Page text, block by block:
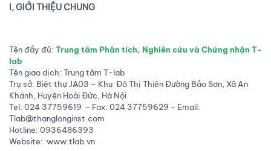
I, GIỚI THIỆU CHUNG
Tên đầy đủ: Trung tâm Phân tích, Nghiên cứu và Chứng nhận T-
lab
Tên giao dịch: Trung tâm T-lab
Trụ sở: Biệt thự JA03 – Khu Đô Thị Thiên Đường Bảo Sơn, Xã An
Khánh, Huyện Hoài Đức, Hà Nội
Tel: 024 37759619 - Fax: 024 37759629 - Email:
Tlab@thanglonginst.com
Hotline: 0936486393
Website: www.tlab.vn